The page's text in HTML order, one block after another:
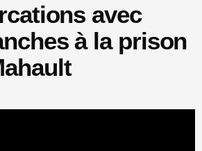
avec
à la prison